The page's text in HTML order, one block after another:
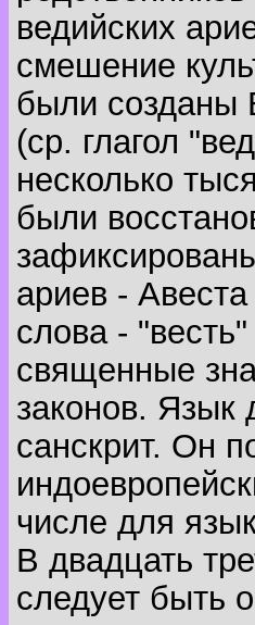
ведийских
смешение
были созданы
(ср. глагол
несколько
были
ариев -
слова -
священные
законов. Язык
санскрит. Он
числе для
В двадцать
следует быть